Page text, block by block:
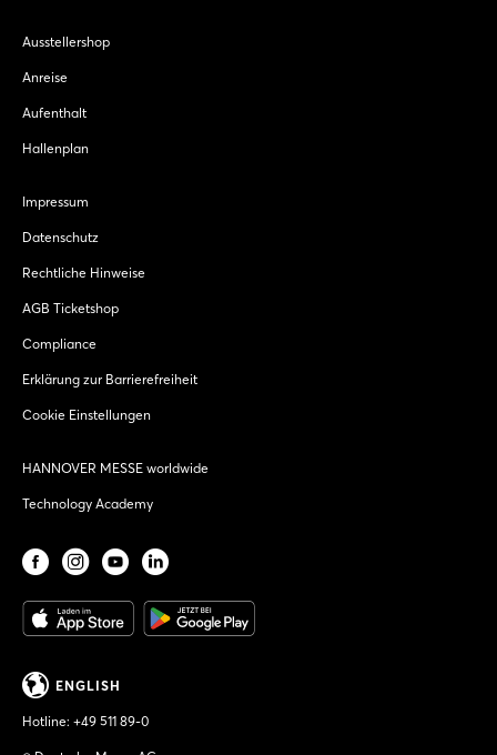
Ausstellershop
Anreise
Aufenthalt
Hallenplan
Impressum
Datenschutz
Rechtliche Hinweise
AGB Ticketshop
Compliance
Erklärung zur Barrierefreiheit
Cookie Einstellungen
HANNOVER MESSE worldwide
Technology Academy
ENGLISH
Hotline: +49 511 89-0